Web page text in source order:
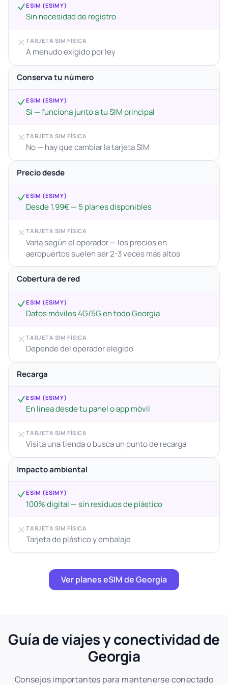
ESIM (ESIMY)
Sin necesidad de registro
TARJETA SIM FÍSICA
A menudo exigido por ley
Conserva tu número
ESIM (ESIMY)
Sí — funciona junto a tu SIM principal
TARJETA SIM FÍSICA
No — hay que cambiar la tarjeta SIM
Precio desde
ESIM (ESIMY)
Desde 1.99€ — 5 planes disponibles
TARJETA SIM FÍSICA
Varía según el operador — los precios en
aeropuertos suelen ser 2-3 veces más altos
Cobertura de red
ESIM (ESIMY)
Datos móviles 4G/5G en todo Georgia
TARJETA SIM FÍSICA
Depende del operador elegido
Recarga
ESIM (ESIMY)
En línea desde tu panel o app móvil
TARJETA SIM FÍSICA
Visita una tienda o busca un punto de recarga
Impacto ambiental
ESIM (ESIMY)
100% digital — sin residuos de plástico
TARJETA SIM FÍSICA
Tarjeta de plástico y embalaje
Ver planes eSIM de Georgia
Guía de viajes y conectividad de
Georgia
Consejos importantes para mantenerse conectado